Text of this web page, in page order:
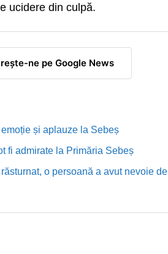
ucidere din culpă.
ne pe Google News
și aplauze la Sebeș
fi admirate la Primăria Sebeș
o persoană a avut nevoie de